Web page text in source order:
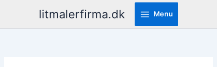
turinio
litmalerfirma.dk Menu